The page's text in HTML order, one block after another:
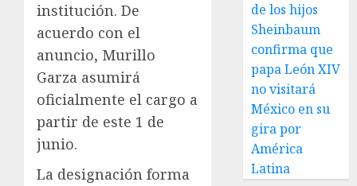
institución. De
acuerdo con el
anuncio, Murillo
Garza asumirá
oficialmente el cargo a
partir de este 1 de
junio.
La designación forma
de los hijos
Sheinbaum
confirma que
papa León XIV
no visitará
México en su
gira por
América
Latina